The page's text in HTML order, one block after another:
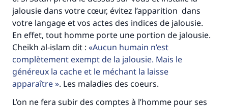
jalousie dans votre cœur, évitez l’apparition dans
votre langage et vos actes des indices de jalousie.
En effet, tout homme porte une portion de jalousie.
Cheikh al-islam dit : Aucun humain n’est
complètement exempt de la jalousie. Mais le
généreux la cache et le méchant la laisse
apparaître . Les maladies des coeurs.
L’on ne fera subir des comptes à l’homme pour ses